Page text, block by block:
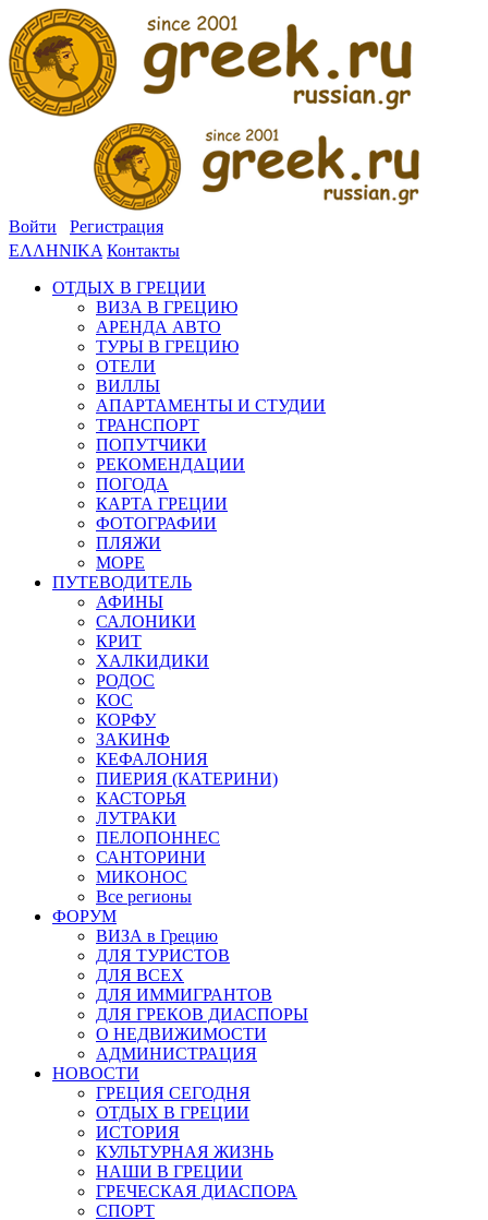
Войти
Регистрация
ΕΛΛΗΝΙΚΑ Контакты
ОТДЫХ В ГРЕЦИИ
ВИЗА В ГРЕЦИЮ
АРЕНДА АВТО
ТУРЫ В ГРЕЦИЮ
ОТЕЛИ
ВИЛЛЫ
АПАРТАМЕНТЫ И СТУДИИ
ТРАНСПОРТ
ПОПУТЧИКИ
РЕКОМЕНДАЦИИ
ПОГОДА
КАРТА ГРЕЦИИ
ФОТОГРАФИИ
ПЛЯЖИ
МОРЕ
ПУТЕВОДИТЕЛЬ
АФИНЫ
САЛОНИКИ
КРИТ
ХАЛКИДИКИ
РОДОС
КОС
КОРФУ
ЗАКИНФ
КЕФАЛОНИЯ
ПИЕРИЯ (КАТЕРИНИ)
КАСТОРЬЯ
ЛУТРАКИ
ПЕЛОПОННЕС
САНТОРИНИ
МИКОНОС
Все регионы
ФОРУМ
ВИЗА в Грецию
ДЛЯ ТУРИСТОВ
ДЛЯ ВСЕХ
ДЛЯ ИММИГРАНТОВ
ДЛЯ ГРЕКОВ ДИАСПОРЫ
О НЕДВИЖИМОСТИ
АДМИНИСТРАЦИЯ
НОВОСТИ
ГРЕЦИЯ СЕГОДНЯ
ОТДЫХ В ГРЕЦИИ
ИСТОРИЯ
КУЛЬТУРНАЯ ЖИЗНЬ
НАШИ В ГРЕЦИИ
ГРЕЧЕСКАЯ ДИАСПОРА
СПОРТ